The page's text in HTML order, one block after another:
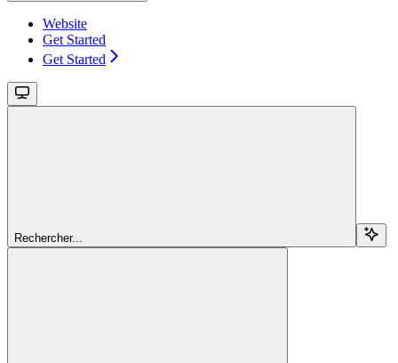
Website
Get Started
Get Started
Rechercher...